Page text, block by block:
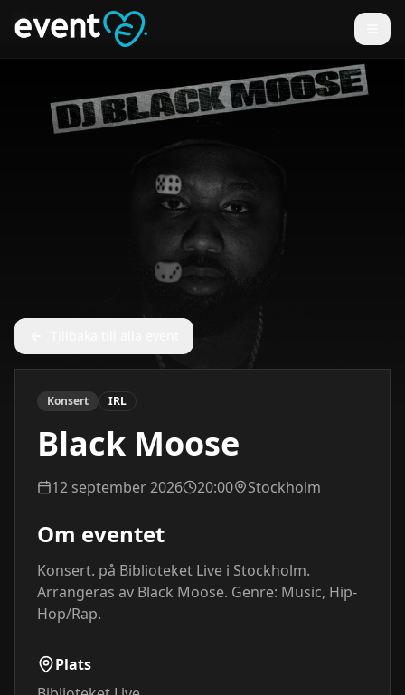
Konsert IRL
Black Moose
12 september 2026 20:00 Stockholm
Om eventet
Konsert. på Biblioteket Live i Stockholm.
Arrangeras av Black Moose. Genre: Music, Hip-
Hop/Rap.
Plats